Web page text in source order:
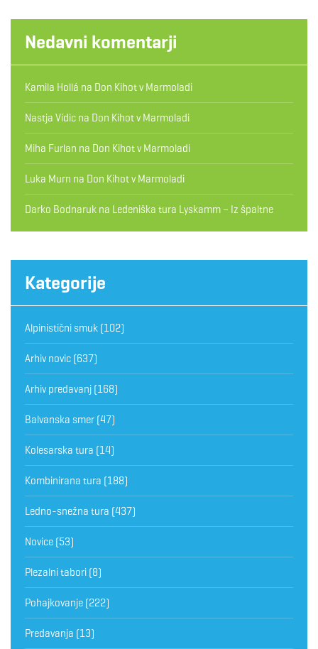
Nedavni komentarji
Kamila Hollá na Don Kihot v Marmoladi
Nastja Vidic na Don Kihot v Marmoladi
Miha Furlan na Don Kihot v Marmoladi
Luka Murn na Don Kihot v Marmoladi
Darko Bodnaruk na Ledeniška tura Lyskamm – Iz špaltne
Kategorije
Alpinistični smuk (102)
Arhiv novic (637)
Arhiv predavanj (168)
Balvanska smer (47)
Kolesarska tura (14)
Kombinirana tura (188)
Ledno-snežna tura (437)
Novice (53)
Plezalni tabori (8)
Pohajkovanje (222)
Predavanja (13)